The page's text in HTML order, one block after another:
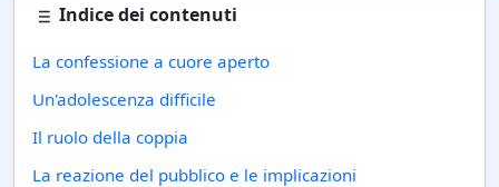
Indice dei contenuti
La confessione a cuore aperto
Un'adolescenza difficile
Il ruolo della coppia
La reazione del pubblico e le implicazioni